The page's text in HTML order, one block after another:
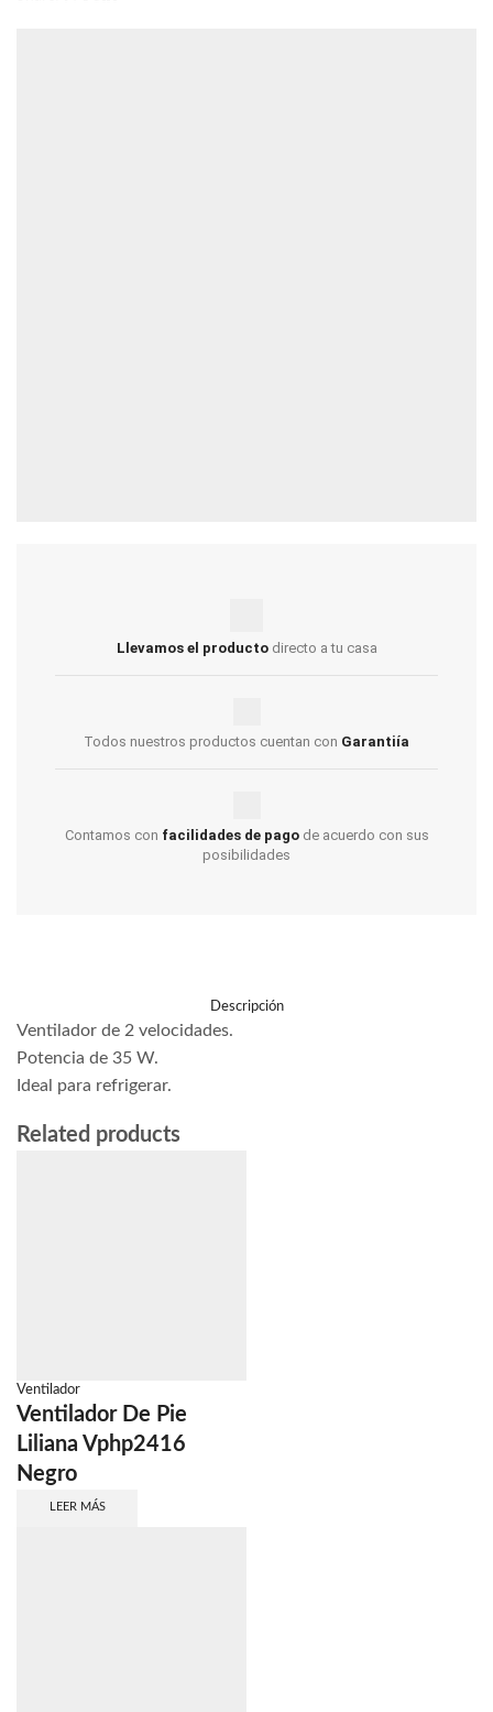
Llevamos el producto directo a tu casa
Todos nuestros productos cuentan con Garantiía
Contamos con facilidades de pagode acuerdo con sus
posibilidades
Descripción
Ventilador de 2 velocidades.
Potencia de 35 W.
Ideal para refrigerar.
Related products
Ventilador
Ventilador De Pie
Liliana Vphp2416
Negro
LEER MÁS